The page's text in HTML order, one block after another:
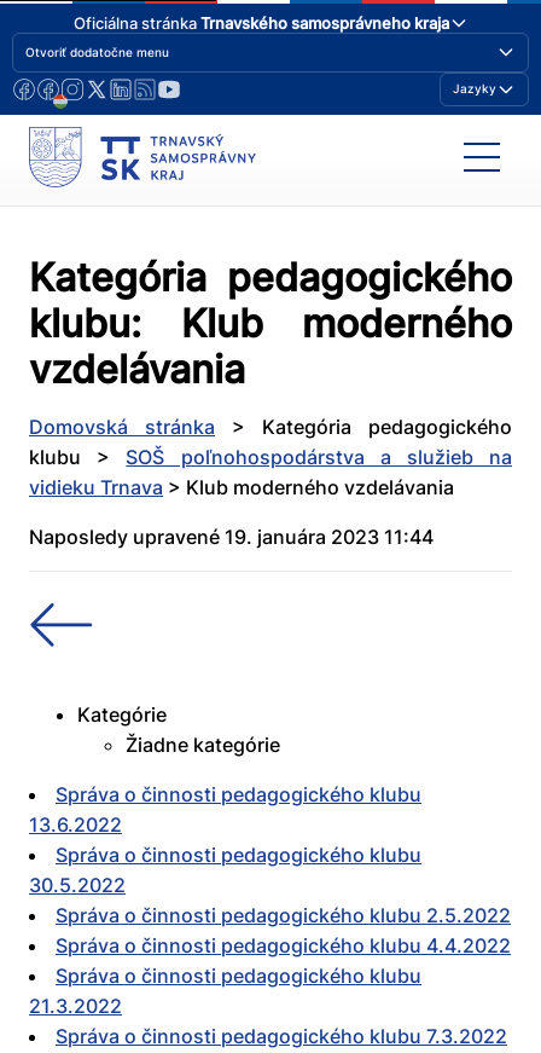
Oficiálna stránkaTrnavského samosprávneho kraja
Otvoriť dodatočne menu
Jazyky
Kategória pedagogického
klubu: Klub moderného
vzdelávania
Domovská stránka > Kategória pedagogického
klubu > SOŠ poľnohospodárstva a služieb na
vidieku Trnava > Klub moderného vzdelávania
Naposledy upravené 19. januára 2023 11:44
Kategórie
Žiadne kategórie
Správa o činnosti pedagogického klubu
13.6.2022
Správa o činnosti pedagogického klubu
30.5.2022
Správa o činnosti pedagogického klubu 2.5.2022
Správa o činnosti pedagogického klubu 4.4.2022
Správa o činnosti pedagogického klubu
21.3.2022
Správa o činnosti pedagogického klubu 7.3.2022